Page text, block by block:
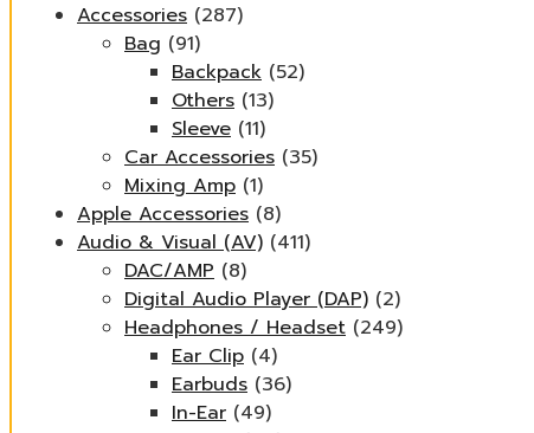
Accessories (287)
Bag (91)
Backpack (52)
Others (13)
Sleeve (11)
Car Accessories (35)
Mixing Amp (1)
Apple Accessories (8)
Audio & Visual (AV) (411)
DAC/AMP (8)
Digital Audio Player (DAP) (2)
Headphones / Headset (249)
Ear Clip (4)
Earbuds (36)
In-Ear (49)